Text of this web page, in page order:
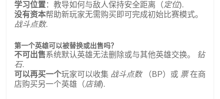
学习位置：教导如何与敌人保持安全距离（定位).
没有资本帮助新玩家无需购买即可完成初始比赛模式。
战斗点数.
第一个英雄可以被替换或出售吗？
不可出售系统默认英雄无法删除或与其他英雄交换。
钻
石.
可以再买一个玩家可以收集 战斗点数（BP）或 票在商
店购买另一个英雄（店铺).